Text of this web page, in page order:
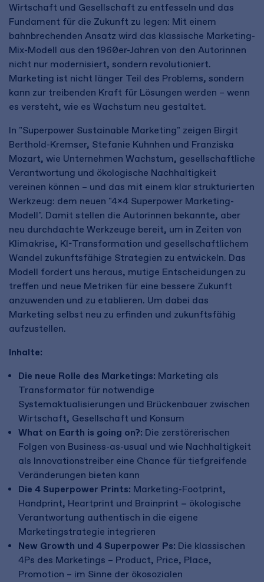
Wirtschaft und Gesellschaft zu entfesseln und das
Fundament für die Zukunft zu legen: Mit einem
bahnbrechenden Ansatz wird das klassische Marketing-
Mix-Modell aus den 1960er-Jahren von den Autorinnen
nicht nur modernisiert, sondern revolutioniert.
Marketing ist nicht länger Teil des Problems, sondern
kann zur treibenden Kraft für Lösungen werden – wenn
es versteht, wie es Wachstum neu gestaltet.
In "Superpower Sustainable Marketing" zeigen Birgit
Berthold-Kremser, Stefanie Kuhnhen und Franziska
Mozart, wie Unternehmen Wachstum, gesellschaftliche
Verantwortung und ökologische Nachhaltigkeit
vereinen können – und das mit einem klar strukturierten
Werkzeug: dem neuen "4x4 Superpower Marketing-
Modell". Damit stellen die Autorinnen bekannte, aber
neu durchdachte Werkzeuge bereit, um in Zeiten von
Klimakrise, KI-Transformation und gesellschaftlichem
Wandel zukunftsfähige Strategien zu entwickeln. Das
Modell fordert uns heraus, mutige Entscheidungen zu
treffen und neue Metriken für eine bessere Zukunft
anzuwenden und zu etablieren. Um dabei das
Marketing selbst neu zu erfinden und zukunftsfähig
aufzustellen.
Inhalte:
Die neue Rolle des Marketings: Marketing als
Transformator für notwendige
Systemaktualisierungen und Brückenbauer zwischen
Wirtschaft, Gesellschaft und Konsum
What on Earth is going on?: Die zerstörerischen
Folgen von Business-as-usual und wie Nachhaltigkeit
als Innovationstreiber eine Chance für tiefgreifende
Veränderungen bieten kann
Die 4 Superpower Prints: Marketing-Footprint,
Handprint, Heartprint und Brainprint − ökologische
Verantwortung authentisch in die eigene
Marketingstrategie integrieren
New Growth und 4 Superpower Ps: Die klassischen
4Ps des Marketings – Product, Price, Place,
Promotion – im Sinne der ökosozialen